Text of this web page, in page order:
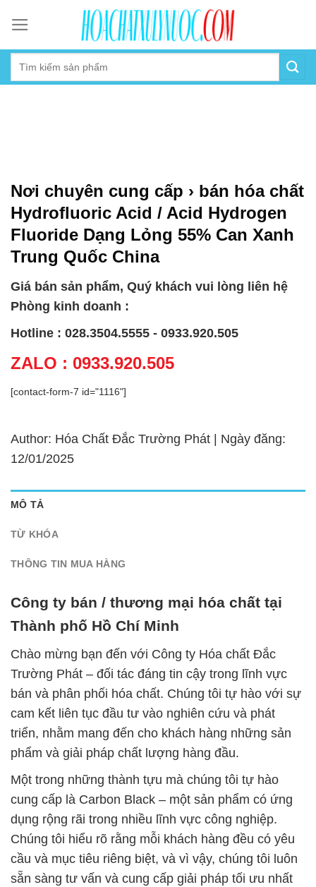
content
Nơi chuyên cung cấp › bán hóa chất
Hydrofluoric Acid / Acid Hydrogen
Fluoride Dạng Lỏng 55% Can Xanh
Trung Quốc China
Giá bán sản phẩm, Quý khách vui lòng liên hệ
Phòng kinh doanh :
Hotline : 028.3504.5555 - 0933.920.505
ZALO : 0933.920.505
[contact-form-7 id="1116"]
Author: Hóa Chất Đắc Trường Phát | Ngày đăng:
12/01/2025
MÔ TẢ
TỪ KHÓA
THÔNG TIN MUA HÀNG
Công ty bán / thương mại hóa chất tại
Thành phố Hồ Chí Minh
Chào mừng bạn đến với Công ty Hóa chất Đắc
Trường Phát – đối tác đáng tin cậy trong lĩnh vực
bán và phân phối hóa chất. Chúng tôi tự hào với sự
cam kết liên tục đầu tư vào nghiên cứu và phát
triển, nhằm mang đến cho khách hàng những sản
phẩm và giải pháp chất lượng hàng đầu.
Một trong những thành tựu mà chúng tôi tự hào
cung cấp là Carbon Black – một sản phẩm có ứng
dụng rộng rãi trong nhiều lĩnh vực công nghiệp.
Chúng tôi hiểu rõ rằng mỗi khách hàng đều có yêu
cầu và mục tiêu riêng biệt, và vì vậy, chúng tôi luôn
sẵn sàng tư vấn và cung cấp giải pháp tối ưu nhất